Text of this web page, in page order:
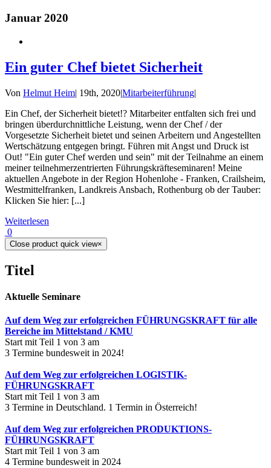
Januar 2020
Ein guter Chef bietet Sicherheit
Von Helmut Heim| 19th, 2020|Mitarbeiterführung|
Ein Chef, der Sicherheit bietet!? Mitarbeiter entfalten sich frei und
bringen überdurchnittliche Leistung, wenn der Chef / der
Vorgesetzte Sicherheit bietet und seinen Arbeitern und Angestellten
Wertschätzung entgegen bringt. Führen mit Angst und Druck ist
Out! "Ein guter Chef werden und sein" mit der Teilnahme an einem
meiner teilnehmerzentrierten Führungskräfteseminaren! Meine
aktuellen Angebote in der Region Hohenlohe - Franken, Crailsheim,
Westmittelfranken, Landkreis Ansbach, Rothenburg ob der Tauber:
Klicken Sie hier: [...]
Weiterlesen
0
Close product quick view×
Titel
Aktuelle Seminare
Auf dem Weg zur erfolgreichen FÜHRUNGSKRAFT für alle
Bereiche im Mittelstand / KMU
Start mit Teil 1 von 3 am
3 Termine bundesweit in 2024!
Auf dem Weg zur erfolgreichen LOGISTIK-
FÜHRUNGSKRAFT
Start mit Teil 1 von 3 am
3 Termine in Deutschland. 1 Termin in Österreich!
Auf dem Weg zur erfolgreichen PRODUKTIONS-
FÜHRUNGSKRAFT
Start mit Teil 1 von 3 am
4 Termine bundesweit in 2024